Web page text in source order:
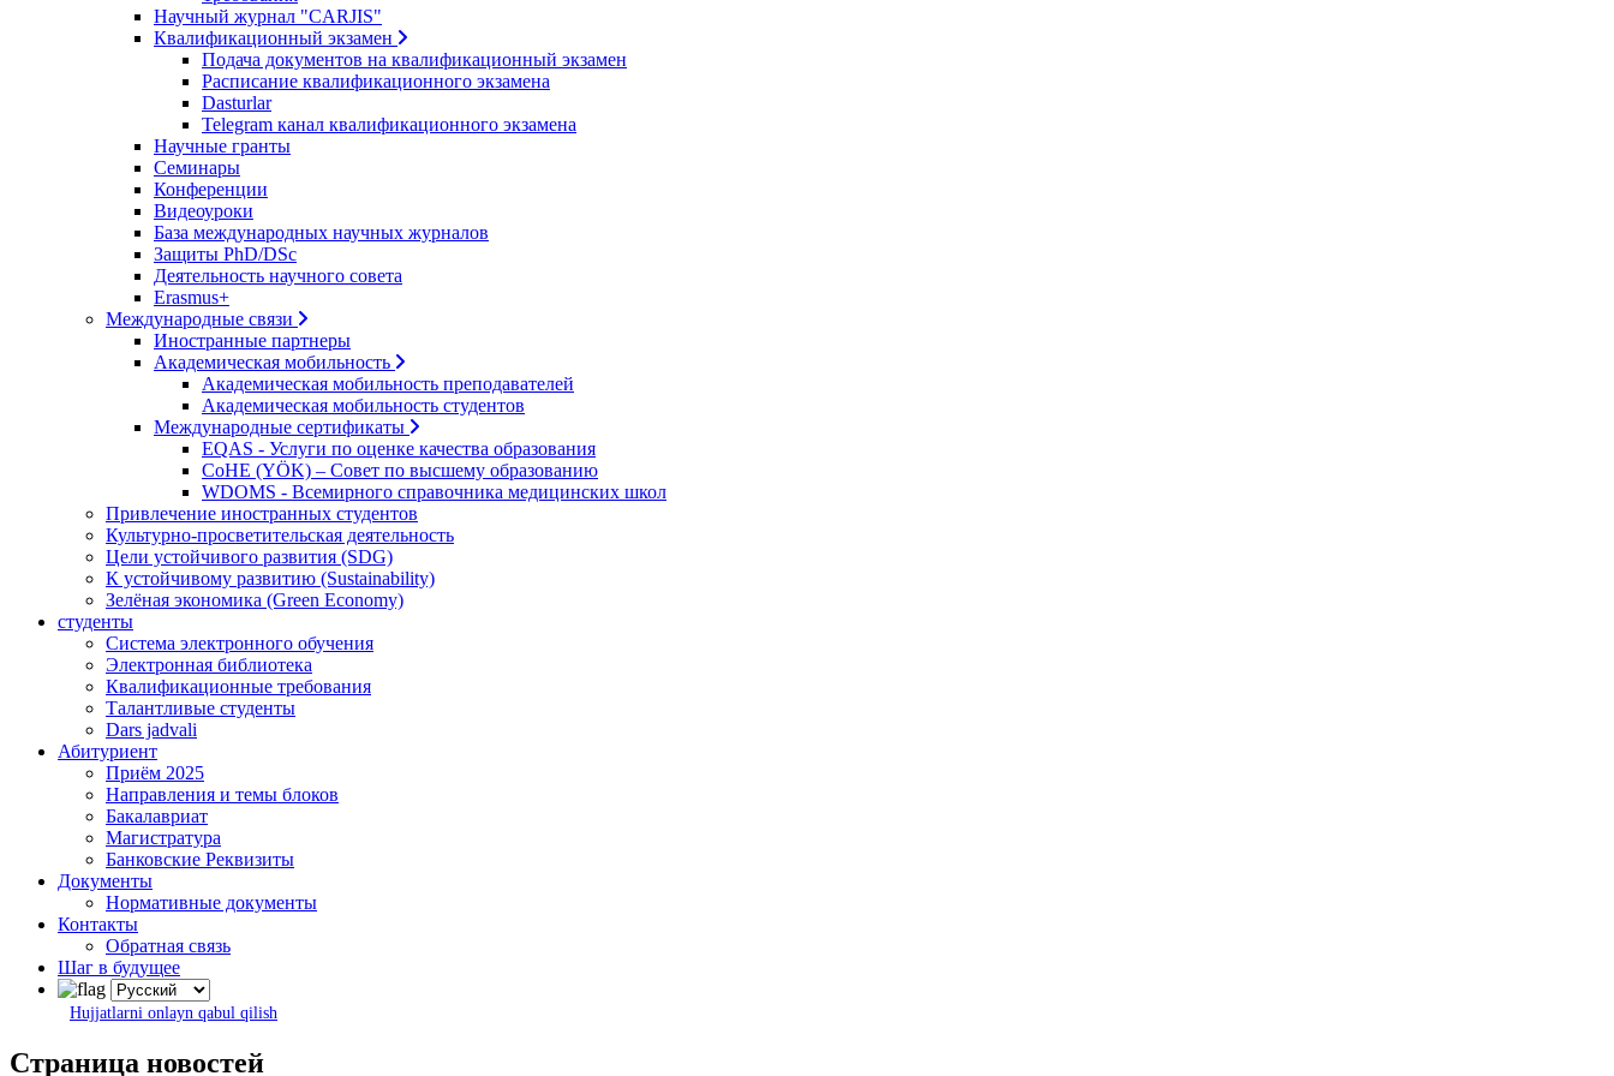
Научный журнал "CARJIS"
Квалификационный экзамен
Подача документов на квалификационный экзамен
Расписание квалификационного экзамена
Dasturlar
Telegram канал квалификационного экзамена
Научные гранты
Семинары
Конференции
Видеоуроки
База международных научных журналов
Защиты PhD/DSc
Деятельность научного совета
Erasmus+
Международные связи
Иностранные партнеры
Академическая мобильность
Академическая мобильность преподавателей
Академическая мобильность студентов
Международные сертификаты
EQAS - Услуги по оценке качества образования
CoHE (YÖK) – Совет по высшему образованию
WDOMS - Всемирного справочника медицинских школ
Привлечение иностранных студентов
Культурно-просветительская деятельность
Цели устойчивого развития (SDG)
К устойчивому развитию (Sustainability)
Зелёная экономика (Green Economy)
студенты
Система электронного обучения
Электронная библиотека
Квалификационные требования
Талантливые студенты
Dars jadvali
Абитуриент
Приём 2025
Направления и темы блоков
Бакалавриат
Магистратура
Банковские Реквизиты
Документы
Нормативные документы
Контакты
Обратная связь
Шаг в будущее
Hujjatlarni onlayn qabul qilish
Страница новостей